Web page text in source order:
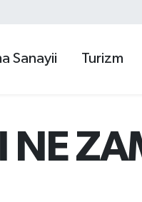
Sanayii Turizm
NE